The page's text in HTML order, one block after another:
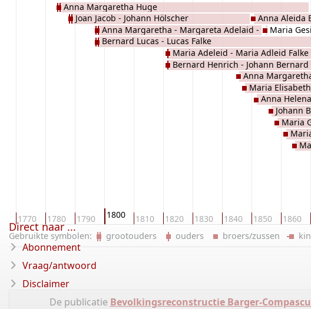
1770 1780 1790 1800 1810 1820 1830 1840 1850 1860
Anna Margaretha Huge
Joan Jacob - Johann Hölscher
Anna Margaretha - Margareta Adelaid -
Margaretha Wilmes
Bernard Lucas - Lucas Falke
Maria Adeleid - Maria Adleid Falke
Bernard Henrich - Johann Bernard
Anna
Maria
Anna Aleida
Anna
Maria
Johann
Maria
Gebruikte symbolen: grootouders ouders broers/zussen
De publicatie Bevolkingsreconstructie Barger-
Direct naar ...
Abonnement
Vraag/antwoord
Disclaimer